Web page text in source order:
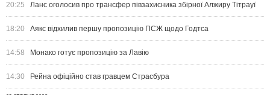
20:25 Ланс оголосив про трансфер півзахисника збірної Алжиру Тітрауї
18:20 Аякс відхилив першу пропозицію ПСЖ щодо Годтса
14:58 Монако готує пропозицію за Лавію
14:30 Рейна офіційно став гравцем Страсбура